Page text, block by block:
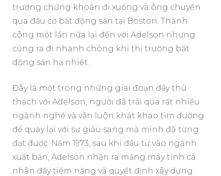
trường chứng khoán đi xuống và ông chuyển
qua đầu cơ bất động sản tại Boston. Thành
công một lần nữa lại đến với Adelson nhưng
cũng ra đi nhanh chóng khi thị trường bất
động sản hạ nhiệt.
Đây là một trong những giai đoạn đầy thử
thách với Adelson, người đã trải qua rất nhiều
ngành nghề và vẫn luôn khát khao tìm đường
để quay lại với sự giàu sang mà mình đã từng
đạt được. Năm 1973, sau khi đầu tư vào ngành
xuất bản, Adelson nhận ra mảng máy tính cá
nhân đầy tiềm năng và quyết định xây dựng